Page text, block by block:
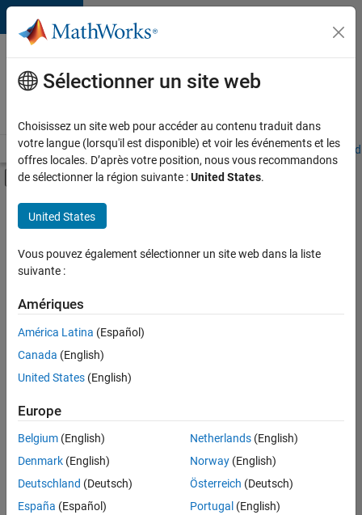
Passer au contenu
Votre
carrière
chez
Accueil Explorer nos opportunités Adresses de nos bureaux
Activer/désactiver l'affichage du menu
Contenu principal
FILTRER PAR
Applications et outils commerciaux
Technologies de l’information
Développement de produits
Actuellement,
aucune
offre
d'emploi
correspondant
à vos
critères
de
recherche.
Vous
Sélectionner un site web
Choisissez un site web pour accéder au contenu traduit dans
votre langue (lorsqu'il est disponible) et voir les événements et les
offres locales. D’après votre position, nous vous recommandons
de sélectionner la région suivante :United States.
United States
Vous pouvez également sélectionner un site web dans la liste
suivante :
Amériques
América Latina (Español)
Canada (English)
United States (English)
Europe
Belgium (English)
Denmark (English)
Deutschland (Deutsch)
España (Español)
Netherlands(English)
Norway(English)
Österreich (Deutsch)
Portugal (English)